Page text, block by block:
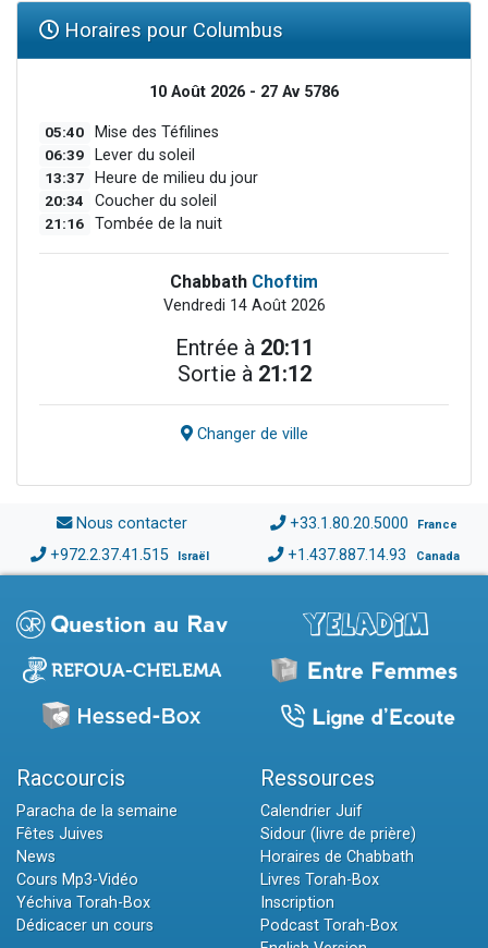
Horaires pour Columbus
10 Août 2026 - 27 Av 5786
05:40 Mise des Téfilines
06:39 Lever du soleil
13:37 Heure de milieu du jour
20:34 Coucher du soleil
21:16 Tombée de la nuit
Chabbath Choftim
Vendredi 14 Août 2026
Entrée à 20:11
Sortie à 21:12
Changer de ville
Nous contacter +33.1.80.20.5000 France
+972.2.37.41.515 Israël +1.437.887.14.93 Canada
Raccourcis
Paracha de la semaine
Fêtes Juives
News
Cours Mp3-Vidéo
Yéchiva Torah-Box
Dédicacer un cours
Ressources
Calendrier Juif
Sidour (livre de prière)
Horaires de Chabbath
Livres Torah-Box
Inscription
Podcast Torah-Box